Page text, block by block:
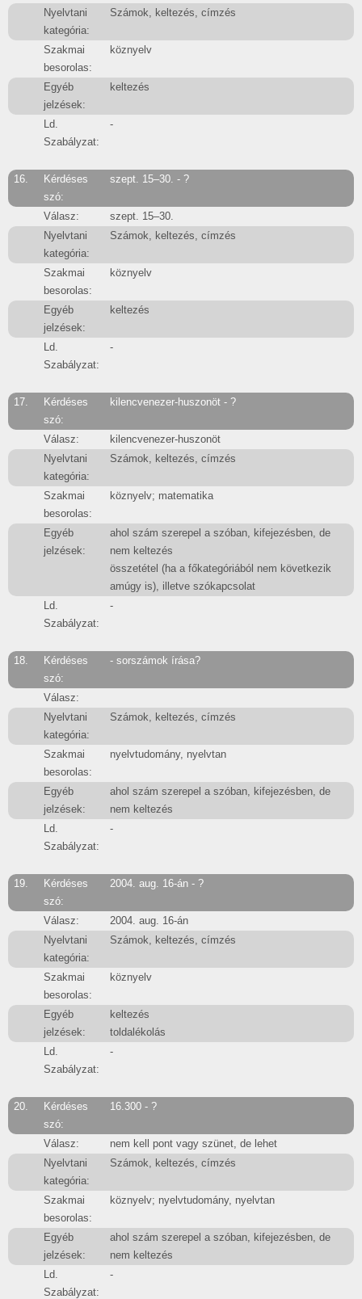
Nyelvtani
kategória:
Számok, keltezés, címzés
Szakmai
besorolas:
köznyelv
Egyéb
jelzések:
keltezés
Ld.
Szabályzat:
-
16.
Kérdéses
szó:
szept. 15–30. - ?
Válasz:
szept. 15–30.
Nyelvtani
kategória:
Számok, keltezés, címzés
Szakmai
besorolas:
köznyelv
Egyéb
jelzések:
keltezés
Ld.
Szabályzat:
-
17.
Kérdéses
szó:
kilencvenezer-huszonöt - ?
Válasz:
kilencvenezer-huszonöt
Nyelvtani
kategória:
Számok, keltezés, címzés
Szakmai
besorolas:
köznyelv; matematika
Egyéb
jelzések:
ahol szám szerepel a szóban, kifejezésben, de
nem keltezés
összetétel (ha a főkategóriából nem következik
amúgy is), illetve szókapcsolat
Ld.
Szabályzat:
-
18.
Kérdéses
szó:
- sorszámok írása?
Válasz:
Nyelvtani
kategória:
Számok, keltezés, címzés
Szakmai
besorolas:
nyelvtudomány, nyelvtan
Egyéb
jelzések:
ahol szám szerepel a szóban, kifejezésben, de
nem keltezés
Ld.
Szabályzat:
-
19.
Kérdéses
szó:
2004. aug. 16-án - ?
Válasz:
2004. aug. 16-án
Nyelvtani
kategória:
Számok, keltezés, címzés
Szakmai
besorolas:
köznyelv
Egyéb
jelzések:
keltezés
toldalékolás
Ld.
Szabályzat:
-
20.
Kérdéses
szó:
16.300 - ?
Válasz:
nem kell pont vagy szünet, de lehet
Nyelvtani
kategória:
Számok, keltezés, címzés
Szakmai
besorolas:
köznyelv; nyelvtudomány, nyelvtan
Egyéb
jelzések:
ahol szám szerepel a szóban, kifejezésben, de
nem keltezés
Ld.
Szabályzat:
-